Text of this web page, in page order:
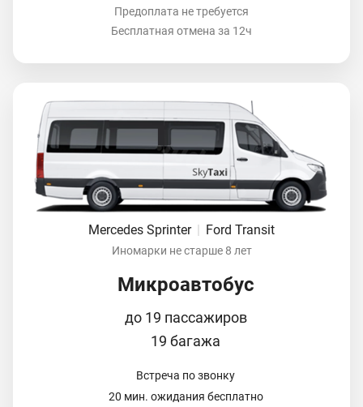
Предоплата не требуется
Бесплатная отмена за 12ч
Mercedes Sprinter | Ford Transit
Иномарки не старше 8 лет
Микроавтобус
до 19 пассажиров
19 багажа
Встреча по звонку
20 мин. ожидания бесплатно